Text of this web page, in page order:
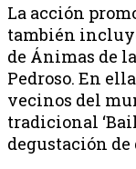
La acción
también
de Ánimas de
Pedroso. En
vecinos del
tradicional
degustación